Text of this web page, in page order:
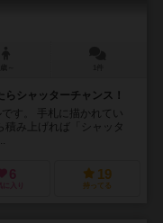
シャッターチャンス！
す。 手札に描かれてい
積み上げれば「シャッタ
6
に入り
19
持ってる